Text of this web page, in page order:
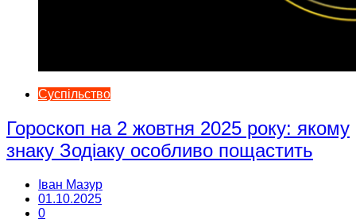
Суспільство
Гороскоп на 2 жовтня 2025 року: якому
знаку Зодіаку особливо пощастить
Іван Мазур
01.10.2025
0